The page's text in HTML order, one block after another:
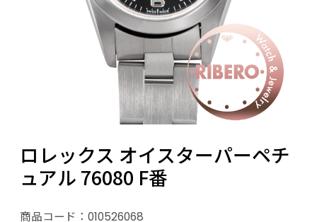
ロレックス オイスターパーペチ
ュアル 76080 F番
商品コード： 010526068